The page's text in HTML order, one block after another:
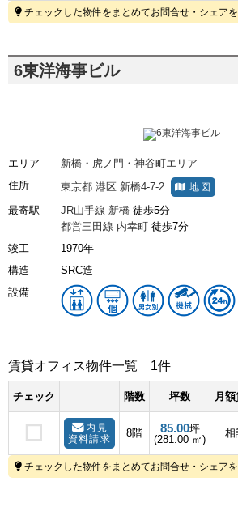
チェックした物件をまとめてお問合せ・シェアを
6東洋海事ビル
エリア
新橋・虎ノ門・神谷町エリア
住所
東京都 港区 新橋4-7-2 地図
最寄駅 JR山手線 新橋 徒歩5分
都営三田線 内幸町 徒歩7分
竣工
1970年
構造
SRC造
設備
賃貸オフィス物件一覧 1件
チェック 階数 坪数 月
内見
資料請求
8階 85.00坪
(281.00 ㎡)
相
チェックした物件をまとめてお問合せ・シェアを